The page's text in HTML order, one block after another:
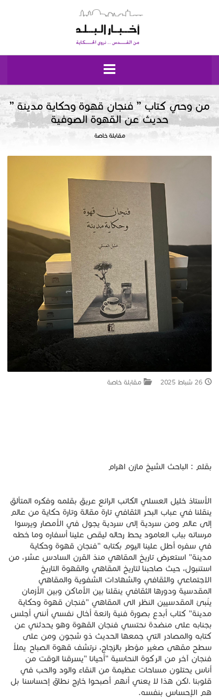
الرئيسية
جبل المشارف
يحكى أن
من وحي كتاب ” فنجان قهوة وحكاية مدينة ”
حديث عن القهوة الصوفية
مقابلة خاصة
26 شباط 2025 مقابلة خاصة
بقلم : الباحث الشيخ مازن اهرام
الأستاذ خليل العسلي الكاتب الرائع عريق بقلمه وفكره المتألق
ينقلنا في عباب البحر الثقافي تارة مقالة وتارة حكاية من عالم
إلى عالم ومن سردية إلى سردية يجول في الأمصار ويرسوا
مرساته بباب العامود يحط رحاله ليقص علينا أسفاره وما خطه
في سفره أطل علينا اليوم بكتابه "فنجان قهوة وحكاية
مدينة" استعرض تاريخ المقاهي منذ القرن السادس عشر، من
استنبول، حيث صاحبنا لتاريخ المقاهي والقهوة التاريخ
الاجتماعي والثقافي والشهادات الشفوية والمقاهي
المقدسية ودورها الثقافي ينقلنا بين الأماكن وبين الأزمان
ينُبئ المقدسيين النظر الى المقاهي "فنجان قهوة وحكاية
مدينة" كتاب أبدع بصورة فنية رائعة أخال نفسي أنني أجلس
بجنابه على منضدة نحتسي فنجان القهوة وهو يحدثني عن
كتابه والمصادر التي جمعها الحديث ذو شجون ومن على
سطح مقهى صغير مؤطر بالزجاج، نرتشف قهوة الصباح يملأ
فنجان آخر من الركوة النحاسية "أحيانا "يسرقنا الوقت من
أناس يحتلون مساحات عظيمة من النقاء والود والحب في
قلوبنا .لكن هذا لا يعني أنهم أصبحوا خارج نطاق إحساسنا بل
هم الإحساس بنفسه.